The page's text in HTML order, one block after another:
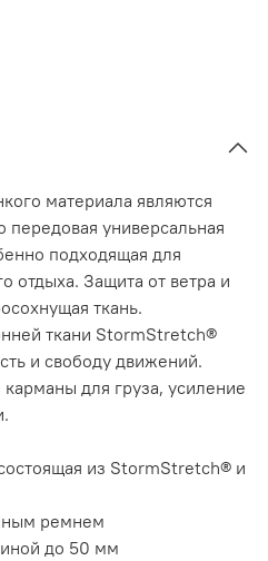
материала являются
универсальная
подходящая для
отдыха. Защита от ветра и
ткань.
ткани StormStretch®
и свободу движений.
для груза, усиление
из StormStretch® и
ремнем
до 50 мм